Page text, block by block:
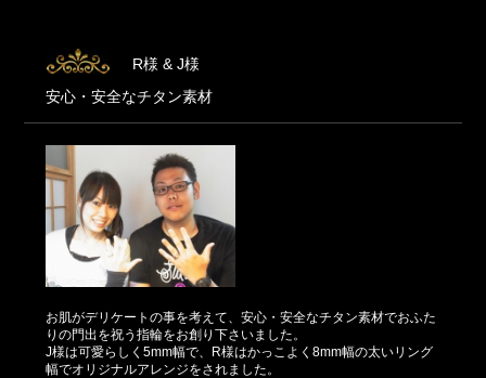
R様 & J様
安心・安全なチタン素材
お肌がデリケートの事を考えて、安心・安全なチタン素材でおふた
りの門出を祝う指輪をお創り下さいました。
J様は可愛らしく5mm幅で、R様はかっこよく8mm幅の太いリング
幅でオリジナルアレンジをされました。